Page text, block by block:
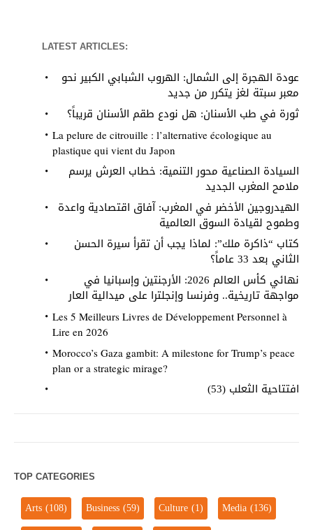
LATEST ARTICLES:
عودة الهجرة إلى الشمال: الهروب الشبابي الكبير نحو
معبر سبتة لغز يتكرر من جديد
ثورة في طب الأسنان: هل نودع طقم الأسنان قريباً؟
La pelure de citrouille : l’alternative écologique au
plastique qui vient du Japon
السيادة الصناعية محور التنمية: خطاب العرش يرسم
ملامح المغرب الجديد
الهيدروجين الأخضر في المغرب: آفاق اقتصادية واعدة
وطموح لقيادة السوق العالمية
كتاب “ذاكرة ملك”: لماذا يجب أن تقرأ سيرة الحسن
الثاني بعد 33 عاماً؟
نهائي كأس العالم 2026: الأرجنتين وإسبانيا في
مواجهة تاريخية.. وفرنسا وإنجلترا على ميدالية العار
Les 5 Meilleurs Livres de Développement Personnel à
Lire en 2026
Morocco’s Gaza gambit: A milestone for Trump’s peace
plan or a strategic mirage?
افتتاحية الثعلب (53)
TOP CATEGORIES
Arts(108) Business(59) Culture(1) Media(136)